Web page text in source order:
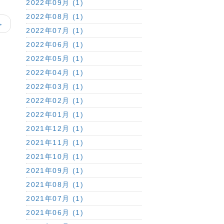
2022年09月 (1)
2022年08月 (1)
2022年07月 (1)
2022年06月 (1)
2022年05月 (1)
2022年04月 (1)
2022年03月 (1)
2022年02月 (1)
2022年01月 (1)
2021年12月 (1)
2021年11月 (1)
2021年10月 (1)
2021年09月 (1)
2021年08月 (1)
2021年07月 (1)
2021年06月 (1)